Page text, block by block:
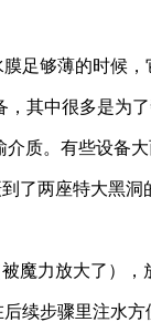
足够薄的时候
其中很多是为了
质。有些设备大
了两座特大黑洞
魔力放大了）
续步骤里注水